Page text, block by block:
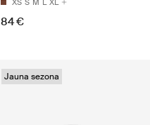
84 €
Jauna sezona